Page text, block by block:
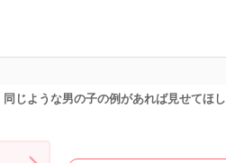
じような男の子の例があれば見せてほし